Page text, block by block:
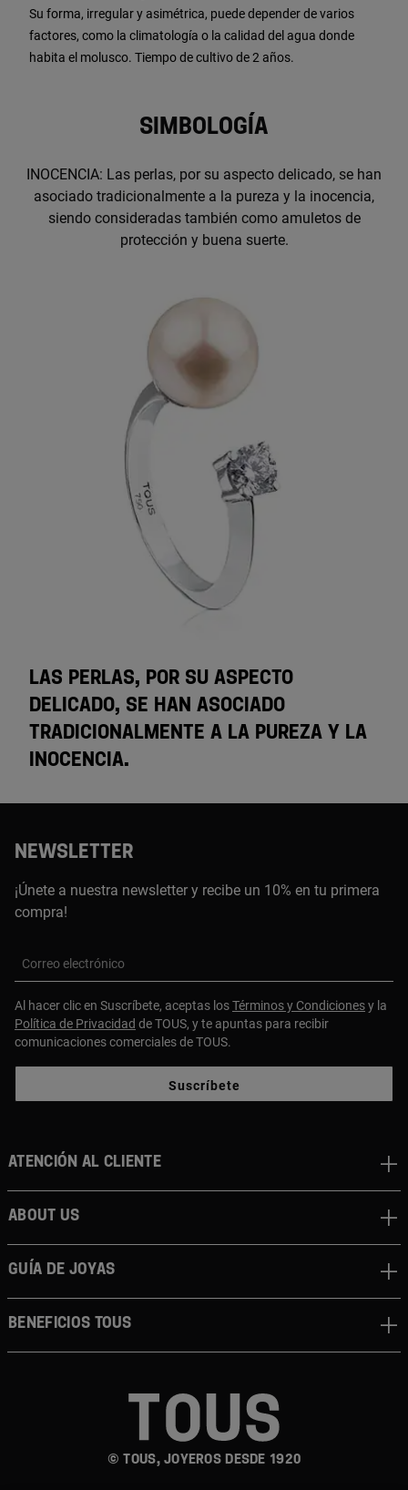
Su forma, irregular y asimétrica, puede depender de varios
factores, como la climatología o la calidad del agua donde
habita el molusco. Tiempo de cultivo de 2 años.
SIMBOLOGÍA
INOCENCIA: Las perlas, por su aspecto delicado, se han
asociado tradicionalmente a la pureza y la inocencia,
siendo consideradas también como amuletos de
protección y buena suerte.
LAS PERLAS, POR SU ASPECTO
DELICADO, SE HAN ASOCIADO
TRADICIONALMENTE A LA PUREZA Y LA
INOCENCIA.
NEWSLETTER
¡Únete a nuestra newsletter y recibe un 10% en tu primera
compra!
Correo electrónico
Al hacer clic en Suscríbete, aceptas losTérminos y Condicionesy la
Política de Privacidad de TOUS, y te apuntas para recibir
comunicaciones comerciales de TOUS.
Suscríbete
© TOUS, JOYEROS DESDE 1920
Atención al cliente
About us
Guía de joyas
Beneficios TOUS